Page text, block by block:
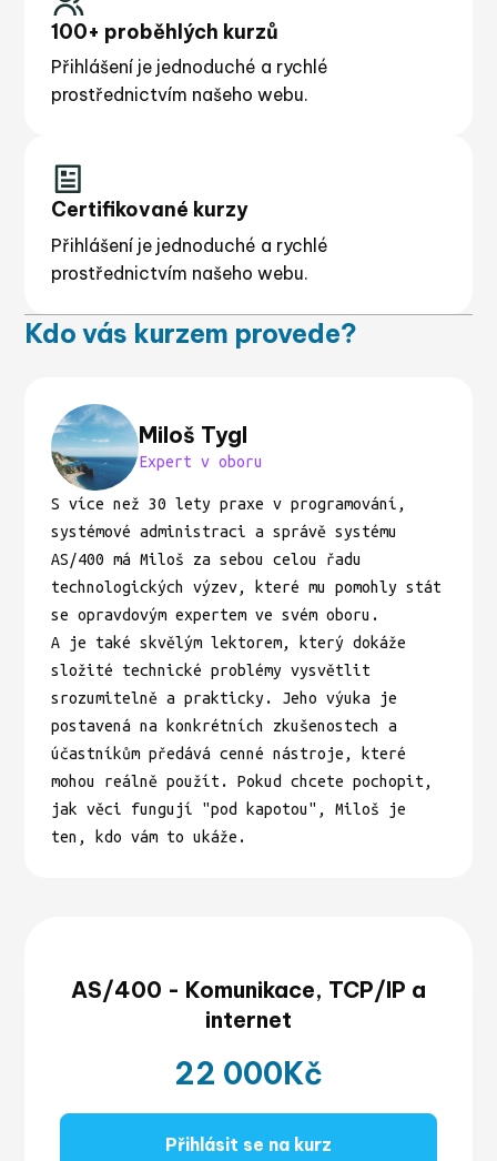
AS/400 - Komunikace, TCP/IP a
internet
22 000Kč
Přihlásit se na kurz
100+ proběhlých kurzů
Přihlášení je jednoduché a rychlé
prostřednictvím našeho webu.
Certifikované kurzy
Přihlášení je jednoduché a rychlé
prostřednictvím našeho webu.
Kdo vás kurzem provede?
Miloš Tygl
Expert v oboru
S více než 30 lety praxe v programování,
systémové administraci a správě systému
AS/400 má Miloš za sebou celou řadu
technologických výzev, které mu pomohly stát
se opravdovým expertem ve svém oboru.
A je také skvělým lektorem, který dokáže
složité technické problémy vysvětlit
srozumitelně a prakticky. Jeho výuka je
postavená na konkrétních zkušenostech a
účastníkům předává cenné nástroje, které
mohou reálně použít. Pokud chcete pochopit,
jak věci fungují "pod kapotou", Miloš je
ten, kdo vám to ukáže.